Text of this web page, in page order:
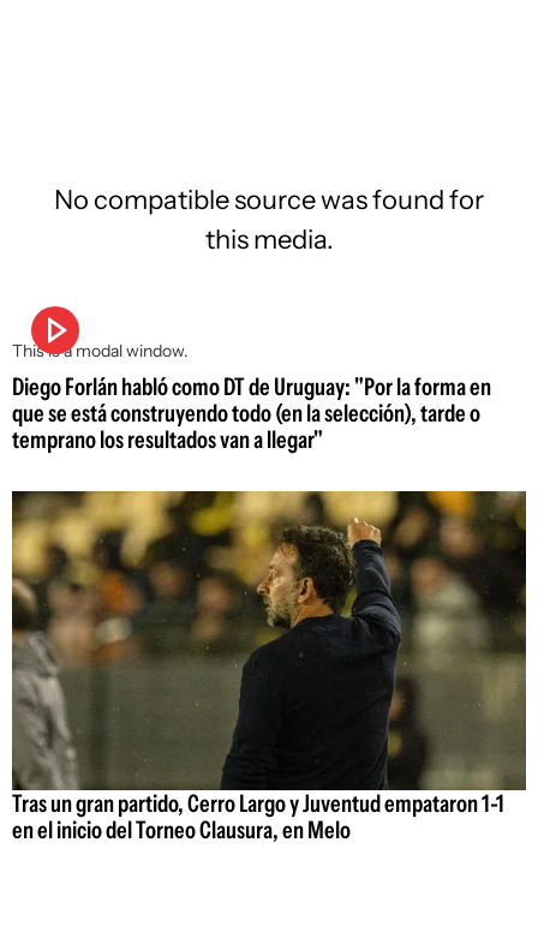
This is a modal window.
No compatible source was found for
this media.
Diego Forlán habló como DT de Uruguay: "Por la forma en
que se está construyendo todo (en la selección), tarde o
temprano los resultados van a llegar"
Tras un gran partido, Cerro Largo y Juventud empataron 1-1
en el inicio del Torneo Clausura, en Melo